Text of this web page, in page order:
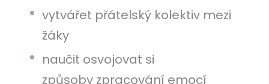
vytvářet přátelský kolektiv mezi
žáky
naučit osvojovat si
způsoby zpracování emocí